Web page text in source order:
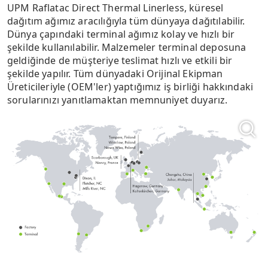
UPM Raflatac Direct Thermal Linerless, küresel
dağıtım ağımız aracılığıyla tüm dünyaya dağıtılabilir.
Dünya çapındaki terminal ağımız kolay ve hızlı bir
şekilde kullanılabilir. Malzemeler terminal deposuna
geldiğinde de müşteriye teslimat hızlı ve etkili bir
şekilde yapılır. Tüm dünyadaki Orijinal Ekipman
Üreticileriyle (OEM'ler) yaptığımız iş birliği hakkındaki
sorularınızı yanıtlamaktan memnuniyet duyarız.